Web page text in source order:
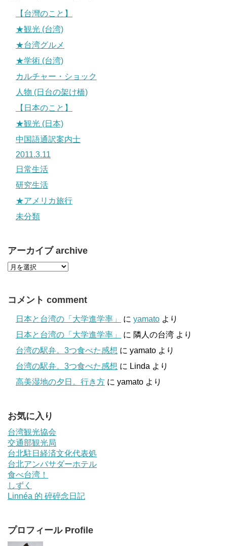
【台灣のこと】
★観光 (台湾)
★台湾グルメ
★学術 (台湾)
カルチャー・ショック
人物 (日台の架け橋)
【日本のこと】
★観光 (日本)
中国語通訳案内士
2011.3.11
日常生活
研究生活
★アメリカ旅行
未分類
アーカイブ archive
コメント comment
日本と台湾の「大学進学率」 に yamato より
日本と台湾の「大学進学率」
に 隣人の台湾 より
台湾の駅弁。3つ食べた感想 に yamato より
台湾の駅弁。3つ食べた感想 に Linda より
高美湿地の夕日。行き方 に yamato より
お気に入り
台湾観光協会
交通部観光局
台北駐日経済文化代表処
台北アンバサダーホテル
食べ台湾！
しずく
Linnéa 的 碎碎念日記
プロフィール Profile